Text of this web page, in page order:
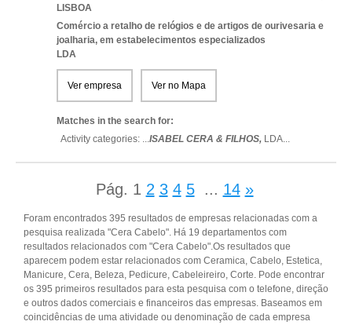
LISBOA
Comércio a retalho de relógios e de artigos de ourivesaria e
joalharia, em estabelecimentos especializados
LDA
Ver empresa Ver no Mapa
Matches in the search for:
Activity categories: ...ISABEL CERA & FILHOS, LDA...
Pág. 1 2 3 4 5 ... 14 »
Foram encontrados 395 resultados de empresas relacionadas com a
pesquisa realizada "Cera Cabelo". Há 19 departamentos com
resultados relacionados com "Cera Cabelo".Os resultados que
aparecem podem estar relacionados com Ceramica, Cabelo, Estetica,
Manicure, Cera, Beleza, Pedicure, Cabeleireiro, Corte. Pode encontrar
os 395 primeiros resultados para esta pesquisa com o telefone, direção
e outros dados comerciais e financeiros das empresas. Baseamos em
coincidências de uma atividade ou denominação de cada empresa